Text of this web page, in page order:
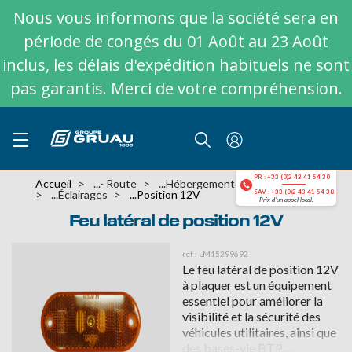
Nous vous informons que la société sera en
période de congés du 01 Août au 23 Août
inclus, les délais d'expédition habituels ne sont
pas garantis. Merci de votre compréhension.
PR : +33 (0)2 43 41 54 30
SAV : +33 (0)2 43 41 54 38
Prix d'un appel local.
Accueil ...- Route
...hébergement
...éclairages
...position 12V
Feu latéral de position 12V
ref : LM15299692
Le feu latéral de position 12V
à plaquer est un équipement
essentiel pour améliorer la
visibilité et la sécurité des
véhicules utilitaires, ainsi que
des bases-vie BTP